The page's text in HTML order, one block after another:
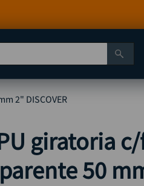
2" DISCOVER
giratoria
50